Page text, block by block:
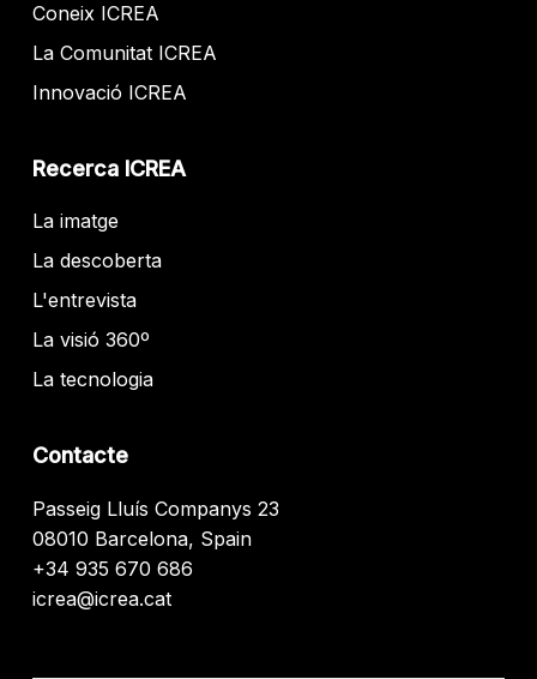
Coneix ICREA
La Comunitat ICREA
Innovació ICREA
Recerca ICREA
La imatge
La descoberta
L'entrevista
La visió 360º
La tecnologia
Contacte
Passeig Lluís Companys 23
08010 Barcelona, Spain
+34 935 670 686
icrea@icrea.cat